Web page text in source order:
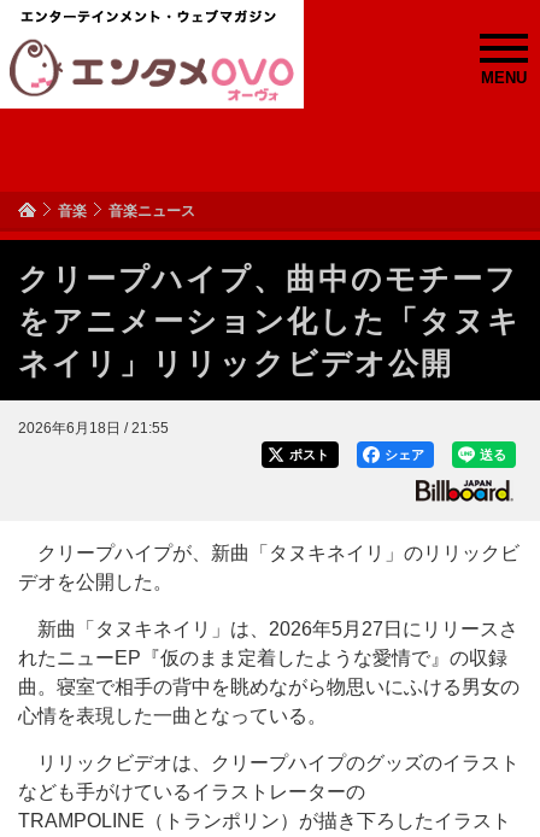
MENU
音楽 音楽ニュース
クリープハイプ、曲中のモチーフ
をアニメーション化した「タヌキ
ネイリ」リリックビデオ公開
2026年6月18日 / 21:55
送る
シェア
ポスト
クリープハイプが、新曲「タヌキネイリ」のリリックビ
デオを公開した。
新曲「タヌキネイリ」は、2026年5月27日にリリースさ
れたニューEP『仮のまま定着したような愛情で』の収録
曲。寝室で相手の背中を眺めながら物思いにふける男女の
心情を表現した一曲となっている。
リリックビデオは、クリープハイプのグッズのイラスト
なども手がけているイラストレーターの
TRAMPOLINE（トランポリン）が描き下ろしたイラスト